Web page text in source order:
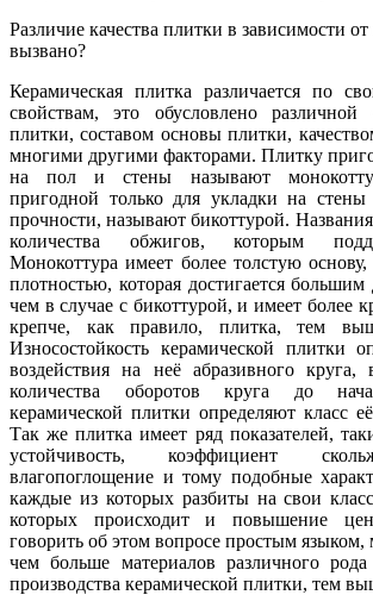
Различие качества плитки в зависимости
вызвано?
Керамическая плитка различается по
свойствам, это обусловлено различной
плитки, составом основы плитки,
многими другими факторами. Плитку
на пол и стены называют
пригодной только для укладки на
прочности, называют бикоттурой.
количества обжигов, которым
Монокоттура имеет более толстую
плотностью, которая достигается большим
чем в случае с бикоттурой, и имеет более
крепче, как правило, плитка, тем
Износостойкость керамической плитки
воздействия на неё абразивного круга,
количества оборотов круга до
керамической плитки определяют класс
Так же плитка имеет ряд показателей,
устойчивость, коэффициент
влагопоглощение и тому подобные
каждые из которых разбиты на свои
которых происходит и повышение
говорить об этом вопросе простым языком,
чем больше материалов различного рода
производства керамической плитки, тем